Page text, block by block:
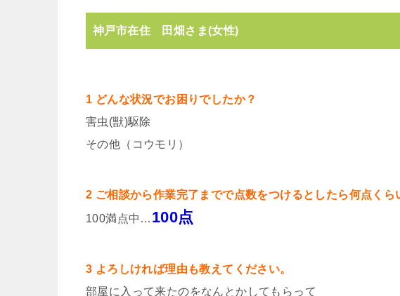
神戸市在住 田畑さま(女性)
1 どんな状況でお困りでしたか？
害虫(獣)駆除
その他（コウモリ）
2 ご相談から作業完了までで点数をつけるとしたら何点くら
100満点中… 100点
3 よろしければ理由も教えてください。
部屋に入って来たのをなんとかしてもらって